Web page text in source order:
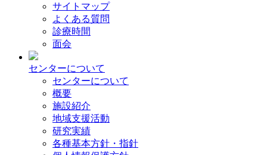
サイトマップ
よくある質問
診療時間
面会
センターについて
センターについて
概要
施設紹介
地域支援活動
研究実績
各種基本方針・指針